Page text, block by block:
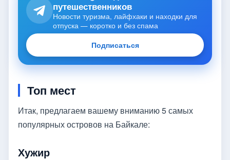
путешественников
Новости туризма, лайфхаки и находки для
отпуска — коротко и без спама
Подписаться
Топ мест
Итак, предлагаем вашему вниманию 5 самых
популярных островов на Байкале:
Хужир